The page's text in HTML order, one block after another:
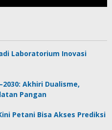
Laboratorium Inovasi
Akhiri Dualisme,
Pangan
Petani Bisa Akses Prediksi